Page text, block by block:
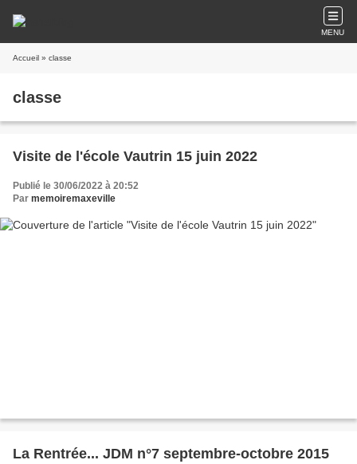
MENU
Accueil » classe
classe
Visite de l'école Vautrin 15 juin 2022
Publié le 30/06/2022 à 20:52
Par memoiremaxeville
La Rentrée... JDM n°7 septembre-octobre 2015